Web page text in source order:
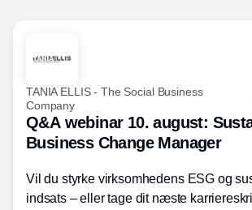
TANIA ELLIS - The Social Business
Company
Q&A webinar 10. august:
Business Change Manager
Vil du styrke virksomhedens ESG og
indsats – eller tage dit næste